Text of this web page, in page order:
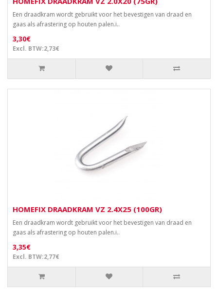
Een draadkram wordt gebruikt voor het bevestigen van draad en
gaas als afrastering op houten palen.i..
3,30€
Excl. BTW:2,73€
HOMEFIX DRAADKRAM VZ 2.4X25 (100GR)
Een draadkram wordt gebruikt voor het bevestigen van draad en
gaas als afrastering op houten palen.i..
3,35€
Excl. BTW:2,77€